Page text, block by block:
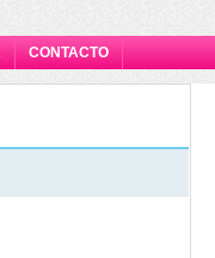
CONTACTO